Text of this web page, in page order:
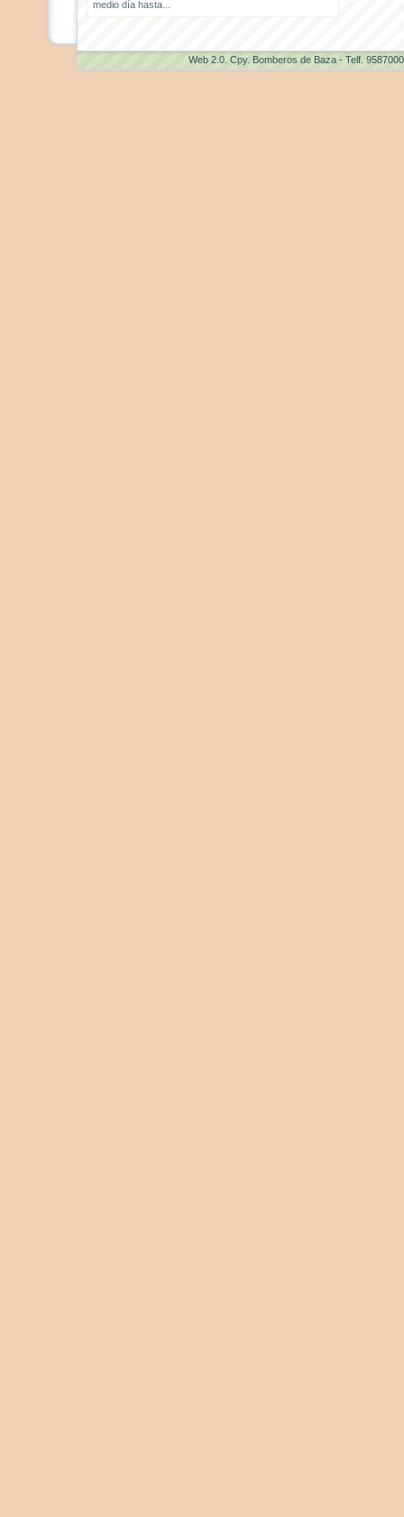
medio día hasta...
Web 2.0 . Cpy. Bomberos de Baza - Telf.